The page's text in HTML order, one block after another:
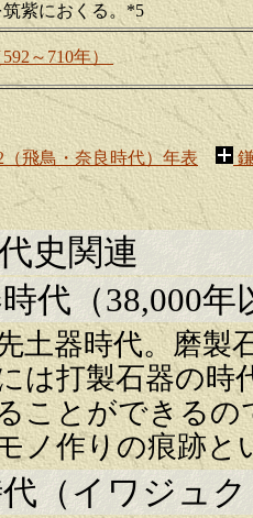
紫におくる。*5
～710年）
飛鳥・奈良時代）年表
史関連
代 （38,000
土器時代。磨製
は打製石器の時
ことができるの
ノ作りの痕跡と
（イワジュ